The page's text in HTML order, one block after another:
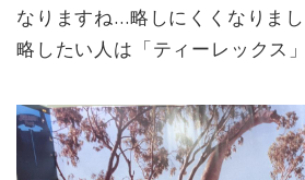
なりますね…略しにくくなりま
略したい人は「ティーレックス